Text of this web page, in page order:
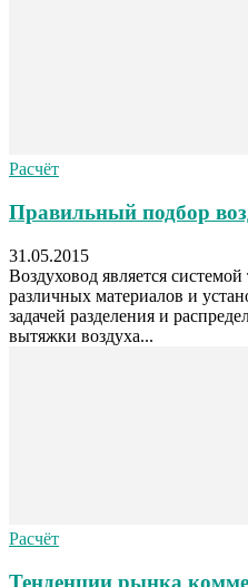
Расчёт
Правильный подбор
31.05.2015
Воздуховод является
различных материалов и
задачей разделения и
вытяжки воздуха...
Расчёт
Тенденции рынка